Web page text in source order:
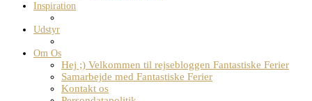
Inspiration
Udstyr
Om Os
Hej ;) Velkommen til rejsebloggen Fantastiske Ferier
Samarbejde med Fantastiske Ferier
Kontakt os